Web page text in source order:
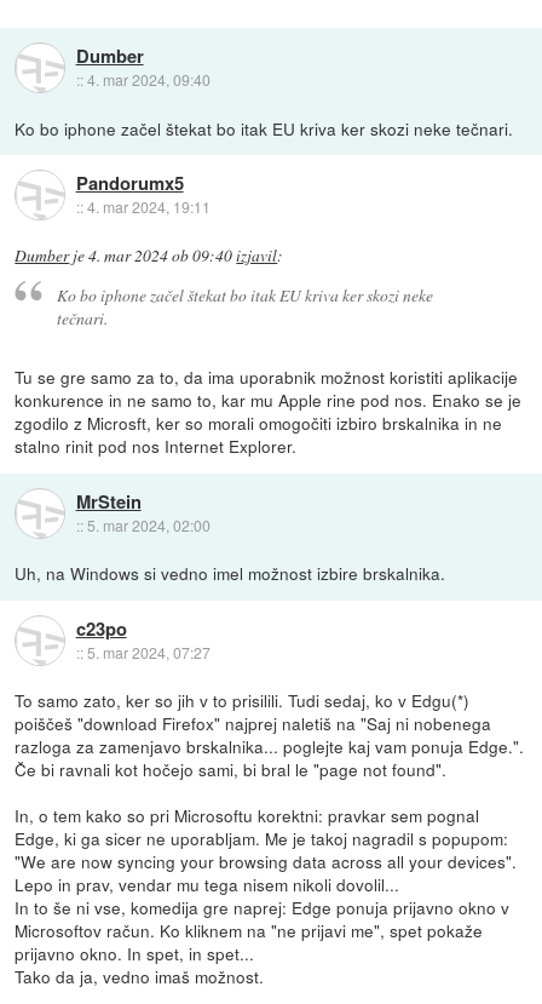
Dumber
::4. mar 2024, 09:40
Ko bo iphone začel štekat bo itak EU kriva ker skozi neke tečnari.
Pandorumx5
::4. mar 2024, 19:11
Dumberje4. mar 2024 ob 09:40izjavil:
Ko bo iphone začel štekat bo itak EU kriva ker skozi neke
tečnari.
Tu se gre samo za to, da ima uporabnik možnost koristiti aplikacije
konkurence in ne samo to, kar mu Apple rine pod nos. Enako se je
zgodilo z Microsft, ker so morali omogočiti izbiro brskalnika in ne
stalno rinit pod nos Internet Explorer.
MrStein
:: 5. mar 2024, 02:00
Uh, na Windows si vedno imel možnost izbire brskalnika.
c23po
::5. mar 2024, 07:27
To samo zato, ker so jih v to prisilili. Tudi sedaj, ko v Edgu(*)
poiščeš "download Firefox" najprej naletiš na "Saj ni nobenega
razloga za zamenjavo brskalnika... poglejte kaj vam ponuja Edge.".
Če bi ravnali kot hočejo sami, bi bral le "page not found".
In, o tem kako so pri Microsoftu korektni: pravkar sem pognal
Edge, ki ga sicer ne uporabljam. Me je takoj nagradil s popupom:
"We are now syncing your browsing data across all your devices".
Lepo in prav, vendar mu tega nisem nikoli dovolil...
In to še ni vse, komedija gre naprej: Edge ponuja prijavno okno v
Microsoftov račun. Ko kliknem na "ne prijavi me", spet pokaže
prijavno okno. In spet, in spet...
Tako da ja, vedno imaš možnost.